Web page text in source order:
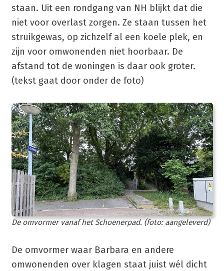
staan. Uit een rondgang van NH blijkt dat die
niet voor overlast zorgen. Ze staan tussen het
struikgewas, op zichzelf al een koele plek, en
zijn voor omwonenden niet hoorbaar. De
afstand tot de woningen is daar ook groter.
(tekst gaat door onder de foto)
De omvormer vanaf het Schoenerpad. (foto: aangeleverd)
De omvormer waar Barbara en andere
omwonenden over klagen staat juist wél dicht